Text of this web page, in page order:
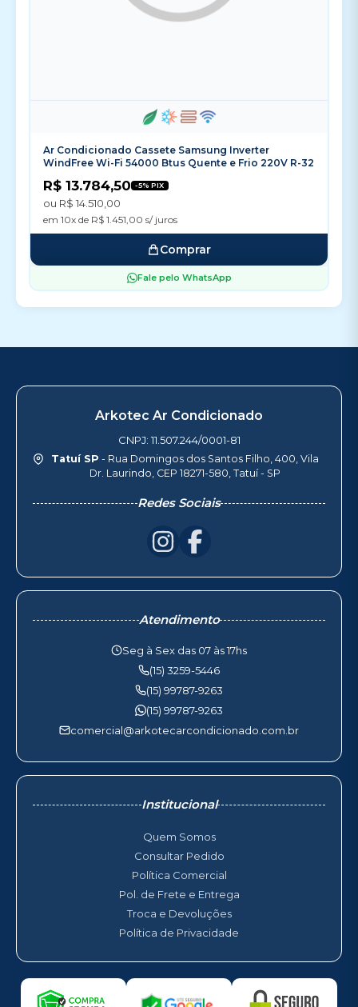
Ar Condicionado Cassete Samsung Inverter
WindFree Wi-Fi 54000 Btus Quente e Frio 220V R-32
R$ 13.784,50 -5% PIX
ou R$ 14.510,00
em 10x de R$ 1.451,00 s/ juros
Comprar
Fale pelo WhatsApp
Arkotec Ar Condicionado
CNPJ: 11.507.244/0001-81
Tatuí SP - Rua Domingos dos Santos Filho, 400, Vila
Dr. Laurindo, CEP 18271-580, Tatuí - SP
Redes Sociais
Atendimento
Seg à Sex das 07 às 17hs
(15) 3259-5446
(15) 99787-9263
(15) 99787-9263
comercial@arkotecarcondicionado.com.br
Institucional
Quem Somos
Consultar Pedido
Política Comercial
Pol. de Frete e Entrega
Troca e Devoluções
Política de Privacidade